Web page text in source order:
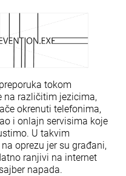
tokom
na različitim jezicima,
okrenuti telefonima,
i onlajn servisima koje
U takvim
oprezu jer su građani,
ranjivi na internet
napada.